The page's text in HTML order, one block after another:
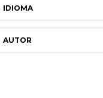
IDIOMA
AUTOR